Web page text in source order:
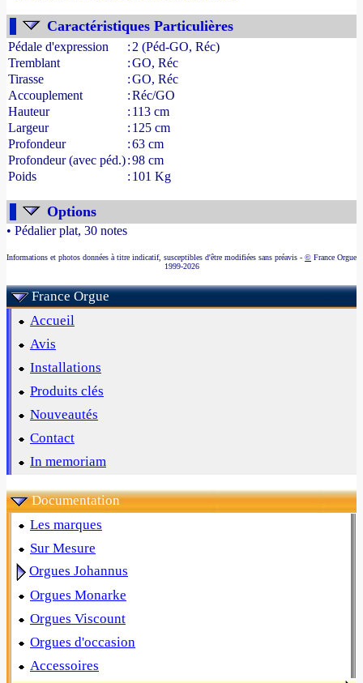
Caractéristiques Particulières
Pédale d'expression : 2 (Péd-GO, Réc)
Tremblant
:GO, Réc
Tirasse
:GO, Réc
Accouplement
:Réc/GO
Hauteur
: 113 cm
Largeur
: 125 cm
Profondeur
:63 cm
Profondeur (avec péd.):98 cm
Poids
: 101 Kg
Options
• Pédalier plat, 30 notes
Informations et photos données à titre indicatif, susceptibles d'être modifiées sans préavis - © France Orgue
1999-2026
France Orgue
Accueil
Avis
Installations
Produits clés
Nouveautés
Contact
In memoriam
Documentation
Les marques
Sur Mesure
Orgues Johannus
Orgues Monarke
Orgues Viscount
Orgues d'occasion
Accessoires